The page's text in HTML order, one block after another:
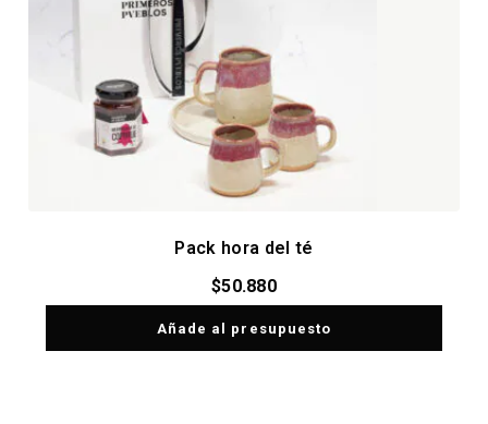
Pack hora del té
$50.880
Añade al presupuesto